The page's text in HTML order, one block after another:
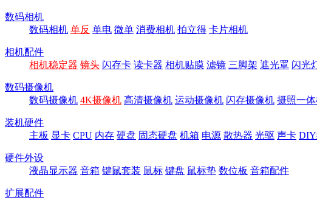
数码相机
数码相机 单反 单电 微单 消费相机 拍立得 卡片相机
相机配件
相机稳定器 镜头 闪存卡 读卡器 相机贴膜 滤镜 三脚架 遮光罩 闪光
数码摄像机
数码摄像机 4K摄像机 高清摄像机 运动摄像机 闪存摄像机 摄照一
装机硬件
主板 显卡 CPU 内存 硬盘 固态硬盘 机箱 电源 散热器 光驱 声卡
硬件外设
液晶显示器 音箱 键鼠套装 鼠标 键盘 鼠标垫 数位板 音箱配件
扩展配件